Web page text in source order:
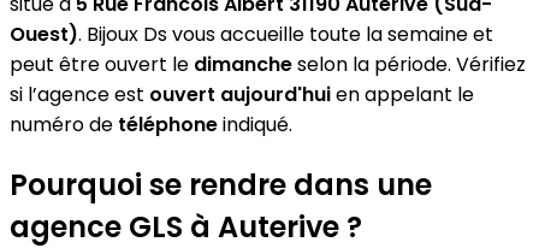
Ouest). Bijoux Ds vous accueille toute la semaine et
peut être ouvert le dimancheselon la période. Vérifiez
si l’agence est ouvert aujourd'huien appelant le
numéro de téléphoneindiqué.
Pourquoi se rendre dans une
agence GLS à Auterive ?